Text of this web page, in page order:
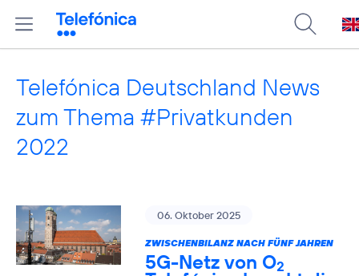
Telefónica Deutschland News
zum Thema #Privatkunden
2022
06. Oktober 2025
ZWISCHENBILANZ NACH FÜNF JAHREN
5G-Netz von O2